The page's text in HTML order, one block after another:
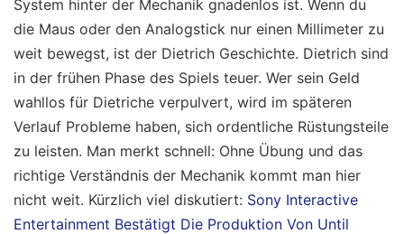
System hinter der Mechanik gnadenlos ist. Wenn du
die Maus oder den Analogstick nur einen Millimeter zu
weit bewegst, ist der Dietrich Geschichte. Dietrich sind
in der frühen Phase des Spiels teuer. Wer sein Geld
wahllos für Dietriche verpulvert, wird im späteren
Verlauf Probleme haben, sich ordentliche Rüstungsteile
zu leisten. Man merkt schnell: Ohne Übung und das
richtige Verständnis der Mechanik kommt man hier
nicht weit. Kürzlich viel diskutiert: Sony Interactive
Entertainment Bestätigt Die Produktion Von Until